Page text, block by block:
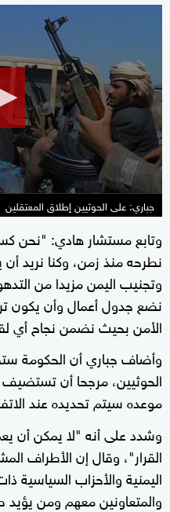
جباري: على الحوثيين إطلاق المعتقلين
وتابع مستشار هادي: "نحن
نطرحه منذ زمن، وكنا نريد أن
وتجنيب اليمن مزيدا من
نضع جدول أعمال وأن يكون
الأمن بحيث نضمن نجاح أي
وأضاف جباري أن الحكومة
الحوثيين، مرجحا أن
موعده سيتم تحديده عند
وشدد على أنه "لا يمكن أن
القرار"، وقال إن الأطراف
اليمنية والأحزاب السياسية
والمتعاونين معهم ومن يؤيد